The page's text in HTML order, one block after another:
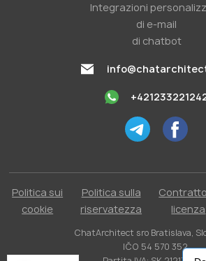
Integrazioni
di e-mail
di chatbot
Politica sui
cookie
Politica sulla
riservatezza
licenza
ChatArchitect sro Bratislava,
IČO 54 570 352.